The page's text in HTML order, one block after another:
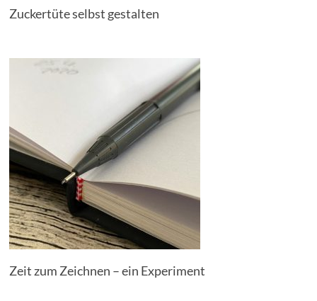
Zuckertüte selbst gestalten
Zeit zum Zeichnen – ein Experiment